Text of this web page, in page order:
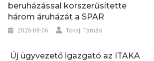
beruházással korszerűsítette
három áruházát a SPAR
2026-08-06 Tokaji Tamás
Új ügyvezető igazgató az ITAKA